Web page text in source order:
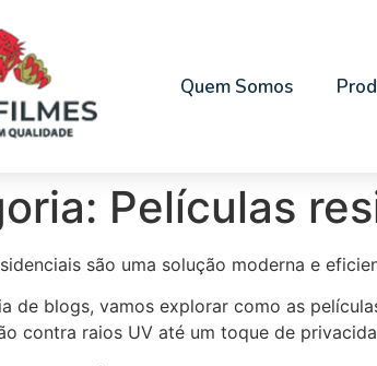
Quem Somos
Películas
são uma solução moderna e
de blogs, vamos explorar como as
contra raios UV até um toque de